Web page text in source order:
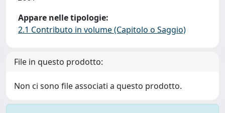
Appare nelle tipologie:
2.1 Contributo in volume (Capitolo o Saggio)
File in questo prodotto:
Non ci sono file associati a questo prodotto.